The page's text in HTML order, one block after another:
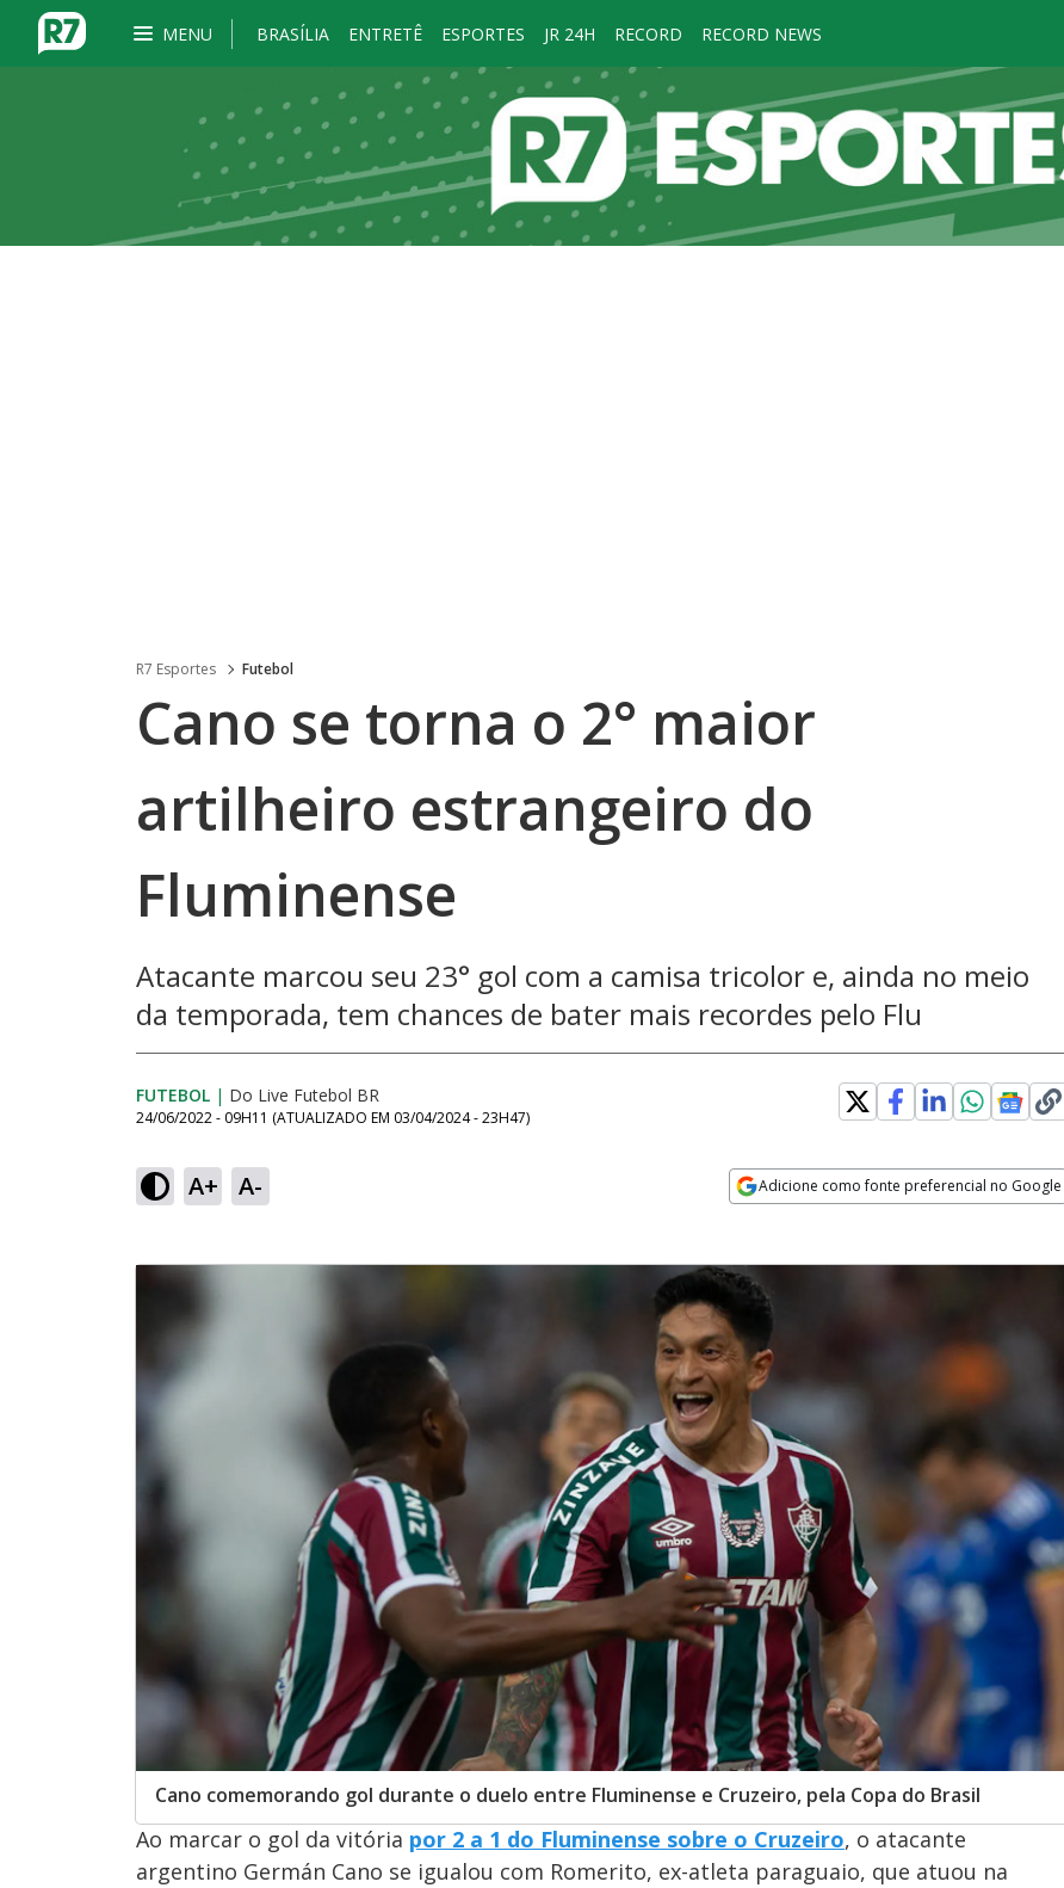
MENU BRASÍLIA ENTRETÊ ESPORTES JR 24H RECORD RECORD NEWS
R7 Esportes Futebol
Cano se torna o 2° maior
artilheiro estrangeiro do
Fluminense
Atacante marcou seu 23° gol com a camisa tricolor e, ainda no meio
da temporada, tem chances de bater mais recordes pelo Flu
FUTEBOL | Do Live Futebol BR
24/06/2022 - 09H11 (ATUALIZADO EM 03/04/2024 - 23H47)
A+ A- Adicione como fonte preferencial no Google
Cano comemorando gol durante o duelo entre Fluminense e Cruzeiro, pela Copa do Brasil
Ao marcar o gol da vitória por 2 a 1 do Fluminense sobre o Cruzeiro, o atacante
argentino Germán Cano se igualou com Romerito, ex-atleta paraguaio, que atuou na